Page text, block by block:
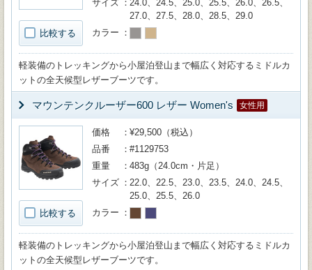
比較する
サイズ
24.0、24.5、25.0、25.5、26.0、26.5、
27.0、27.5、28.0、28.5、29.0
カラー
軽装備のトレッキングから小屋泊登山まで幅広く対応するミドルカ
ットの全天候型レザーブーツです。
マウンテンクルーザー600 レザー Women's 女性用
比較する
価格
¥29,500（税込）
品番
#1129753
重量
483g（24.0cm・片足）
サイズ
22.0、22.5、23.0、23.5、24.0、24.5、
25.0、25.5、26.0
カラー
軽装備のトレッキングから小屋泊登山まで幅広く対応するミドルカ
ットの全天候型レザーブーツです。